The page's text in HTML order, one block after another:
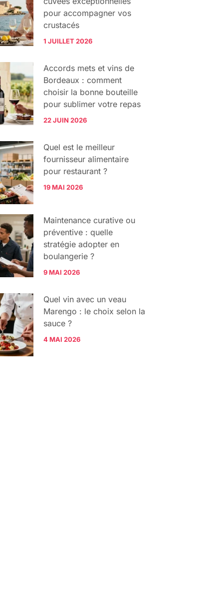
pour accompagner vos
crustacés
1 JUILLET 2026
Accords mets et vins de
Bordeaux : comment
choisir la bonne bouteille
pour sublimer votre repas
22 JUIN 2026
Quel est le meilleur
fournisseur alimentaire
pour restaurant ?
19 MAI 2026
Maintenance curative ou
préventive : quelle
stratégie adopter en
boulangerie ?
9 MAI 2026
Quel vin avec un veau
Marengo : le choix selon la
sauce ?
4 MAI 2026